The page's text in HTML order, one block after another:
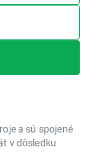
a sú spojené
v dôsledku